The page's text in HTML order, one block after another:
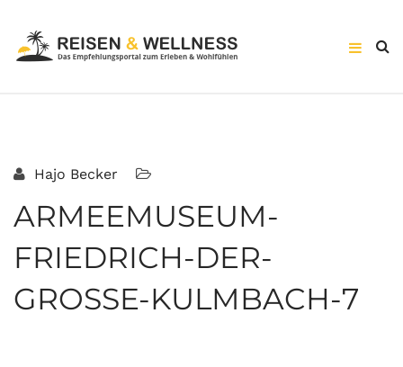
Hajo Becker
ARMEEMUSEUM-
FRIEDRICH-DER-
GROSSE-KULMBACH-7